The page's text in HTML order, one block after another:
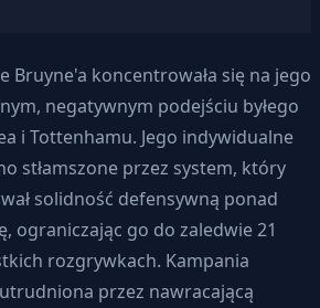
Bruyne'a koncentrowała się na jego
negatywnym podejściu byłego
i Tottenhamu. Jego indywidualne
stłamszone przez system, który
solidność defensywną ponad
ograniczając go do zaledwie 21
rozgrywkach. Kampania
przez nawracającą